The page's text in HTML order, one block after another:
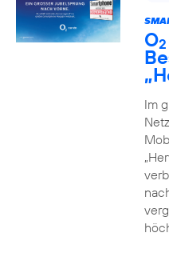
O2
Im